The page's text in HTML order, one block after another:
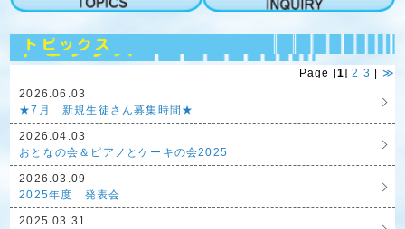
Page [1]2 3
≫
2026.06.03
★7月 新規生徒さん募集時間★
2026.04.03
おとなの会＆ピアノとケーキの会2025
2026.03.09
2025年度 発表会
2025.03.31